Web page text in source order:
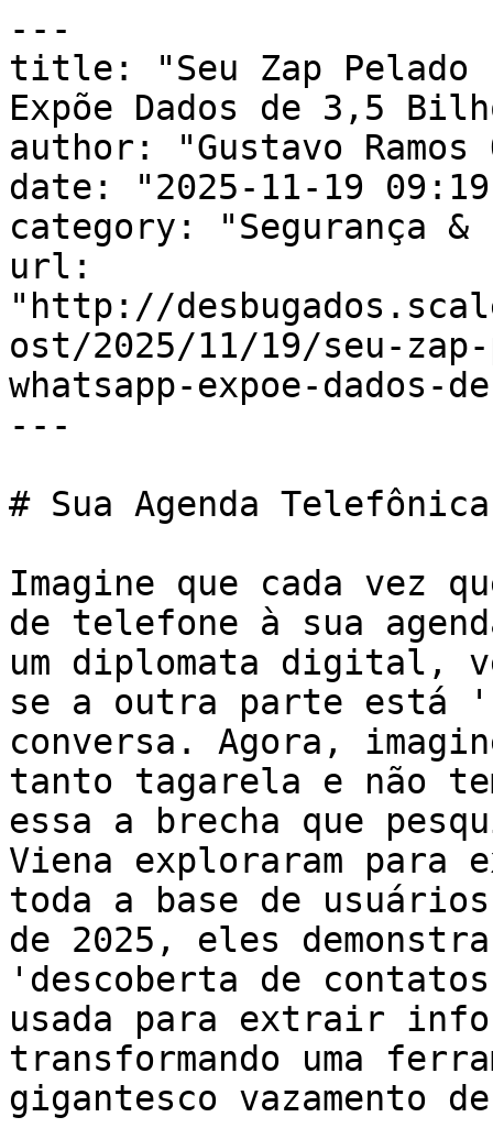
---
title: "Seu Zap Pelado
Expõe Dados de 3,5
author: "Gustavo
date: "2025-11-19
category: "Segurança
url:
"http://
ost/2025/11/19/seu-
whatsapp-expoe-dados-
---
# Sua Agenda
Imagine que cada vez
de telefone à sua
um diplomata digital,
se a outra parte está
conversa. Agora,
tanto tagarela e não
essa a brecha que
Viena exploraram para
toda a base de usuários
de 2025, eles
'descoberta de
usada para extrair
transformando uma
gigantesco vazamento